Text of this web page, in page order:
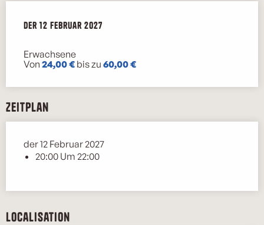
der 12 Februar 2027
der 12 Februar 2027
Erwachsene
Von 24,00 € bis zu 60,00 €
Zeitplan
der 12 Februar 2027
20:00 Um 22:00
Localisation